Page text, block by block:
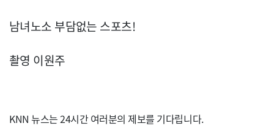
남녀노소 부담없는 스포츠!
촬영 이원주
KNN 뉴스는 24시간 여러분의 제보를 기다립니다.